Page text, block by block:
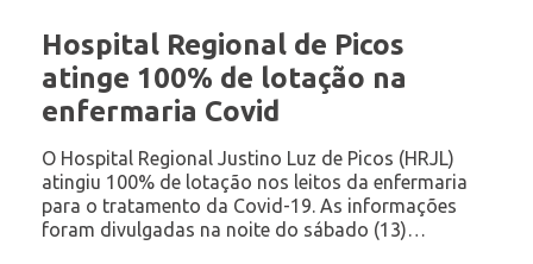
Hospital Regional de Picos
atinge 100% de lotação na
enfermaria Covid
O Hospital Regional Justino Luz de Picos (HRJL)
atingiu 100% de lotação nos leitos da enfermaria
para o tratamento da Covid-19. As informações
foram divulgadas na noite do sábado (13)…